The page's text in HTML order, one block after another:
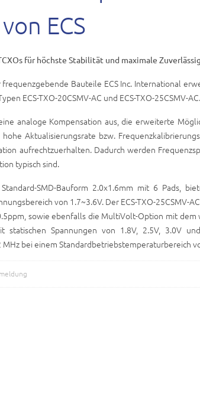
ECS
für höchste Stabilität und maximale
frequenzgebende Bauteile ECS Inc. International
ECS-TXO-20CSMV-AC und ECS-TXO-25CSMV-AC.
analoge Kompensation aus, die erweiterte
Aktualisierungsrate bzw.
aufrechtzuerhalten. Dadurch werden
typisch sind.
Standard-SMD-Bauform 2.0x1.6mm mit 6 Pads,
von 1.7~3.6V. Der ECS-TXO-25CSMV-
sowie ebenfalls die MultiVolt-Option mit dem
statischen Spannungen von 1.8V, 2.5V, 3.0V
bei einem Standardbetriebstemperaturbereich